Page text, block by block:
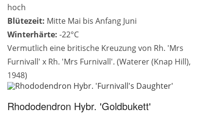
hoch
Blütezeit: Mitte Mai bis Anfang Juni
Winterhärte: -22°C
Vermutlich eine britische Kreuzung von Rh. 'Mrs
Furnivall' x Rh. 'Mrs Furnivall'. (Waterer (Knap Hill),
1948)
Rhododendron Hybr. 'Goldbukett'